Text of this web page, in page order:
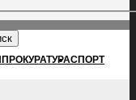
ПРОКУРАТУРАСПОРТ